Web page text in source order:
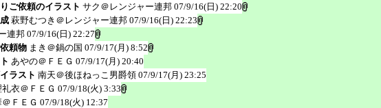
ご依頼のイラスト サク＠レンジャー連邦 07/9/16(日) 22:20
萩野むつき＠レンジャー連邦 07/9/16(日) 22:23
連邦 07/9/16(日) 22:27
頼物 まき＠鍋の国 07/9/17(月) 8:52
あやの＠ＦＥＧ 07/9/17(月) 20:40
ラスト 南天＠後ほねっこ男爵領 07/9/17(月) 23:25
礼衣＠ＦＥＧ 07/9/18(火) 3:33
ＦＥＧ 07/9/18(火) 12:37